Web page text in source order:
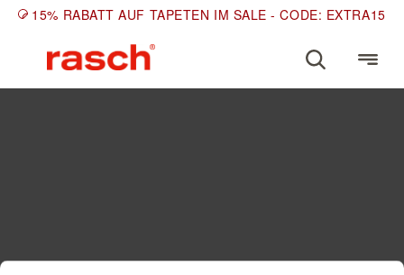
15% RABATT AUF TAPETEN IM SALE - CODE: EXTRA15